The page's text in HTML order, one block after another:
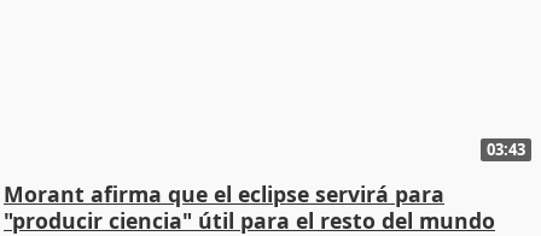
03:43
Morant afirma que el eclipse servirá para
"producir ciencia" útil para el resto del mundo